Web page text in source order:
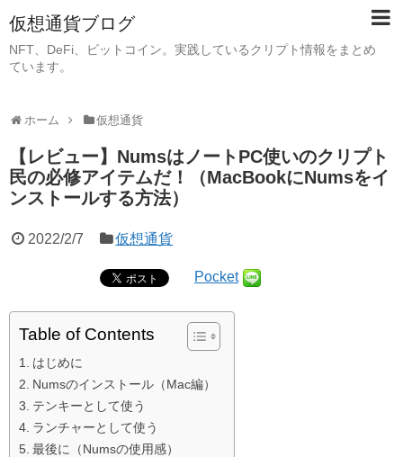
仮想通貨ブログ
NFT、DeFi、ビットコイン。実践しているクリプト情報をまとめ
ています。
ホーム 仮想通貨
【レビュー】NumsはノートPC使いのクリプト
民の必修アイテムだ！（MacBookにNumsをイ
ンストールする方法）
2022/2/7 仮想通貨
Pocket
Table of Contents
はじめに
Numsのインストール（Mac編）
テンキーとして使う
ランチャーとして使う
最後に（Numsの使用感）